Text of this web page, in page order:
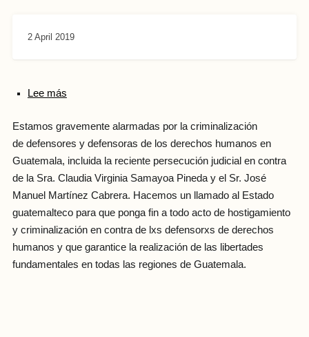
2 April 2019
Lee más
Estamos gravemente alarmadas por la criminalización
de defensores y defensoras de los derechos humanos en
Guatemala, incluida la reciente persecución judicial en contra
de la Sra. Claudia Virginia Samayoa Pineda y el Sr. José
Manuel Martínez Cabrera. Hacemos un llamado al Estado
guatemalteco para que ponga fin a todo acto de hostigamiento
y criminalización en contra de lxs defensorxs de derechos
humanos y que garantice la realización de las libertades
fundamentales en todas las regiones de Guatemala.